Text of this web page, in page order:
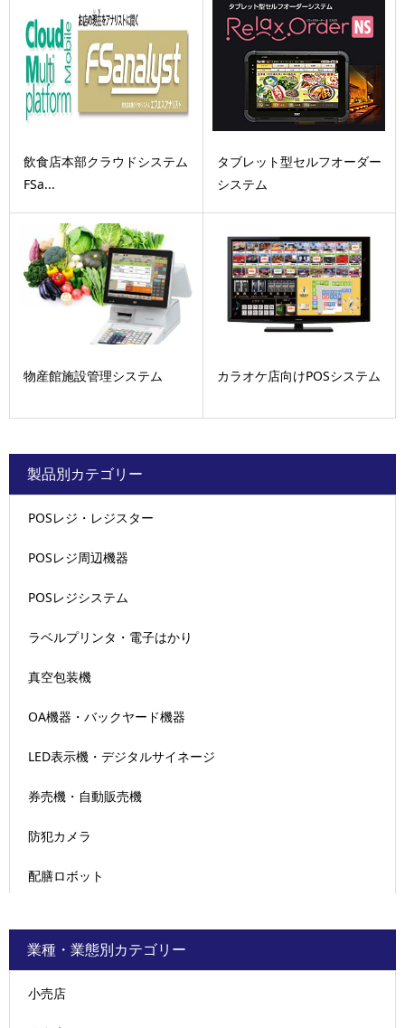
飲食店本部クラウドシステム
FSa...
タブレット型セルフオーダー
システム
物産館施設管理システム カラオケ店向けPOSシステム
製品別カテゴリー
POSレジ・レジスター
POSレジ周辺機器
POSレジシステム
ラベルプリンタ・電子はかり
真空包装機
OA機器・バックヤード機器
LED表示機・デジタルサイネージ
券売機・自動販売機
防犯カメラ
配膳ロボット
業種・業態別カテゴリー
小売店